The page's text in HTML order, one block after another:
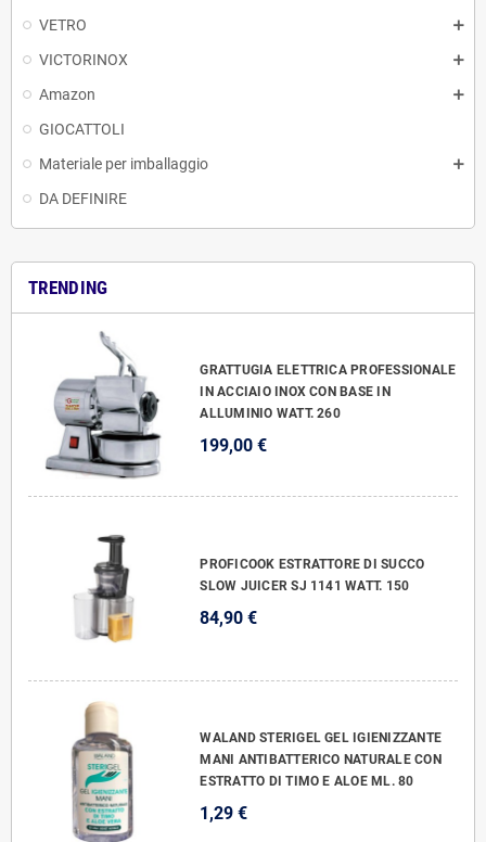
VETRO
VICTORINOX
Amazon
GIOCATTOLI
Materiale per imballaggio
DA DEFINIRE
TRENDING
GRATTUGIA ELETTRICA PROFESSIONALE
IN ACCIAIO INOX CON BASE IN
ALLUMINIO WATT. 260
199,00 €
PROFICOOK ESTRATTORE DI SUCCO
SLOW JUICER SJ 1141 WATT. 150
84,90 €
WALAND STERIGEL GEL IGIENIZZANTE
MANI ANTIBATTERICO NATURALE CON
ESTRATTO DI TIMO E ALOE ML. 80
1,29 €